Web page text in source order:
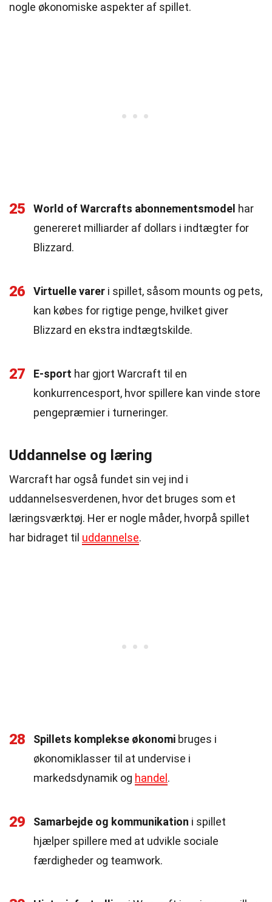
nogle økonomiske aspekter af spillet.
25 World of Warcrafts abonnementsmodel har
genereret milliarder af dollars i indtægter for
Blizzard.
26 Virtuelle varer i spillet, såsom mounts og pets,
kan købes for rigtige penge, hvilket giver
Blizzard en ekstra indtægtskilde.
27 E-sport har gjort Warcraft til en
konkurrencesport, hvor spillere kan vinde store
pengepræmier i turneringer.
Uddannelse og læring
Warcraft har også fundet sin vej ind i
uddannelsesverdenen, hvor det bruges som et
læringsværktøj. Her er nogle måder, hvorpå spillet
har bidraget til uddannelse.
28 Spillets komplekse økonomi bruges i
økonomiklasser til at undervise i
markedsdynamik og handel .
29 Samarbejde og kommunikation i spillet
hjælper spillere med at udvikle sociale
færdigheder og teamwork.